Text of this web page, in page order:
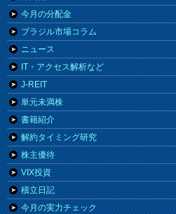
今月の分配金
ブラジル市場コラム
ニュース
IT・アクセス解析など
J-REIT
単元未満株
書籍紹介
解約タイミング研究
株主優待
VIX投資
積立日記
今月の実力チェック